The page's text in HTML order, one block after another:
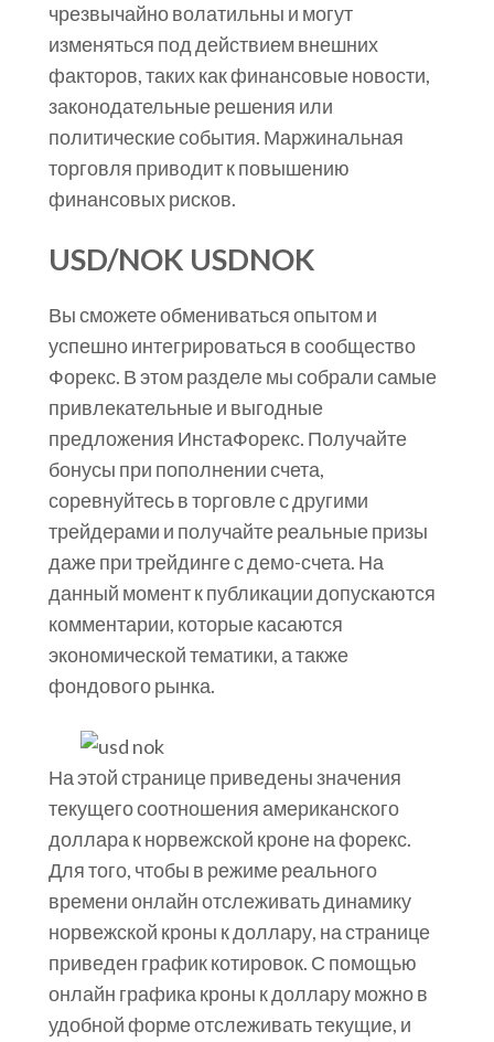
чрезвычайно волатильны и могут
изменяться под действием внешних
факторов, таких как финансовые новости,
законодательные решения или
политические события. Маржинальная
торговля приводит к повышению
финансовых рисков.
USD/NOK USDNOK
Вы сможете обмениваться опытом и
успешно интегрироваться в сообщество
Форекс. В этом разделе мы собрали самые
привлекательные и выгодные
предложения ИнстаФорекс. Получайте
бонусы при пополнении счета,
соревнуйтесь в торговле с другими
трейдерами и получайте реальные призы
даже при трейдинге с демо-счета. На
данный момент к публикации допускаются
комментарии, которые касаются
экономической тематики, а также
фондового рынка.
На этой странице приведены значения
текущего соотношения американского
доллара к норвежской кроне на форекс.
Для того, чтобы в режиме реального
времени онлайн отслеживать динамику
норвежской кроны к доллару, на странице
приведен график котировок. С помощью
онлайн графика кроны к доллару можно в
удобной форме отслеживать текущие, и